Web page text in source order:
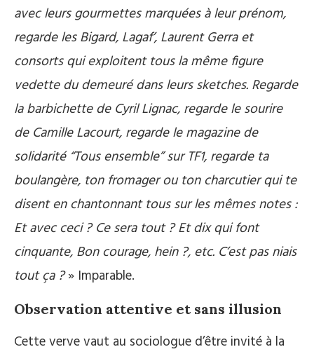
avec leurs gourmettes marquées à leur prénom,
regarde les Bigard, Lagaf’, Laurent Gerra et
consorts qui exploitent tous la même figure
vedette du demeuré dans leurs sketches. Regarde
la barbichette de Cyril Lignac, regarde le sourire
de Camille Lacourt, regarde le magazine de
solidarité “Tous ensemble” sur TF1, regarde ta
boulangère, ton fromager ou ton charcutier qui te
disent en chantonnant tous sur les mêmes notes :
Et avec ceci ? Ce sera tout ? Et dix qui font
cinquante, Bon courage, hein ?, etc. C’est pas niais
tout ça ?» Imparable.
Observation attentive et sans illusion
Cette verve vaut au sociologue d’être invité à la